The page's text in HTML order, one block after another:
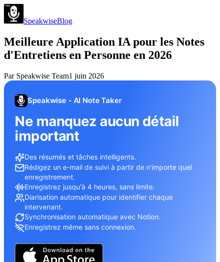
SpeakwiseBlog
Meilleure Application IA pour les Notes
d'Entretiens en Personne en 2026
Par Speakwise Team1 juin 2026
Speakwise - AI Note Taker
Ne manquez aucun détail
important
Des résumés et tâches intelligents.
Rédigez un e-mail de suivi à partir de n'importe quel
enregistrement.
Enregistrez jusqu'à 4 heures, sans limite.
Diarisation automatique pour identifier chaque
intervenant.
Synchronisation automatique avec Notion.
Enregistrez même sans connexion.